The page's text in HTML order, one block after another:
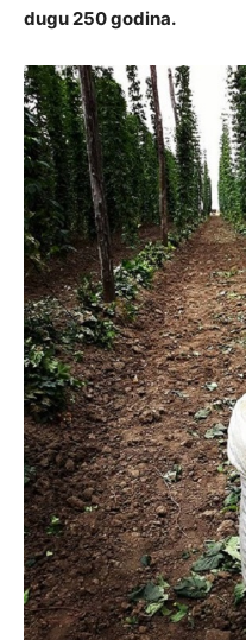
dugu 250 godina.